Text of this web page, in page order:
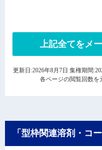
上記全てをメ
更新日:2026年8月7日 集権期間
各ページの閲覧回数を
「型枠関連溶剤・コ